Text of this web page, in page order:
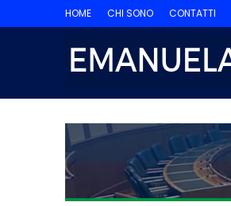
HOME CHI SONO CONTATTI